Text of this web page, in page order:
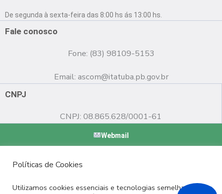
o
o
b
e
g
r
De segunda à sexta-feira das 8:00 hs ás 13:00 hs.
Fale conosco
Fone: (83) 98109-5153
Email: ascom@itatuba.pb.gov.br
CNPJ
CNPJ: 08.865.628/0001-61
Webmail
Políticas de Cookies
Utilizamos cookies essenciais e tecnologias semelhantes de